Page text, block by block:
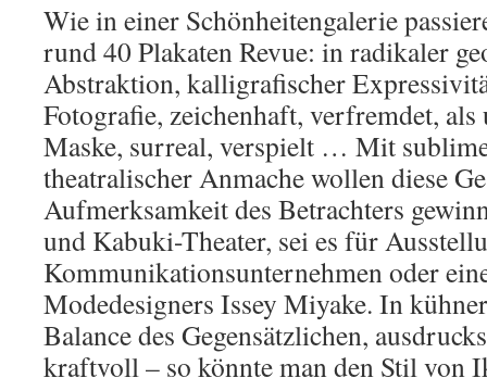
Wie in einer Schönheitengalerie
rund 40 Plakaten Revue: in radikaler
Abstraktion, kalligrafischer
Fotografie, zeichenhaft, verfremdet,
Maske, surreal, verspielt … Mit
theatralischer Anmache wollen diese
Aufmerksamkeit des Betrachters
und Kabuki-Theater, sei es für
Kommunikationsunternehmen oder
Modedesigners Issey Miyake. In
Balance des Gegensätzlichen,
kraftvoll – so könnte man den Stil von